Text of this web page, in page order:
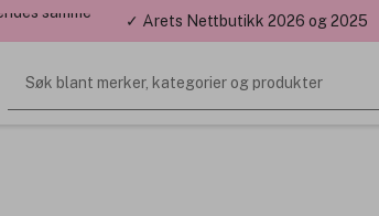
samme ✓ Årets Nettbutikk 2026 og 2025
Søk blant merker, kategorier og produkter